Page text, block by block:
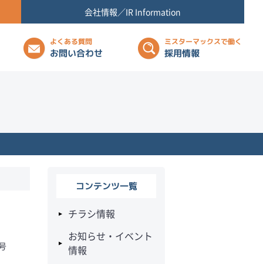
よくある質問
お問い合わせ
ミスターマックスで働く
採用情報
会社情報／IR Information
コンテンツ一覧
チラシ情報
お知らせ・イベント
情報